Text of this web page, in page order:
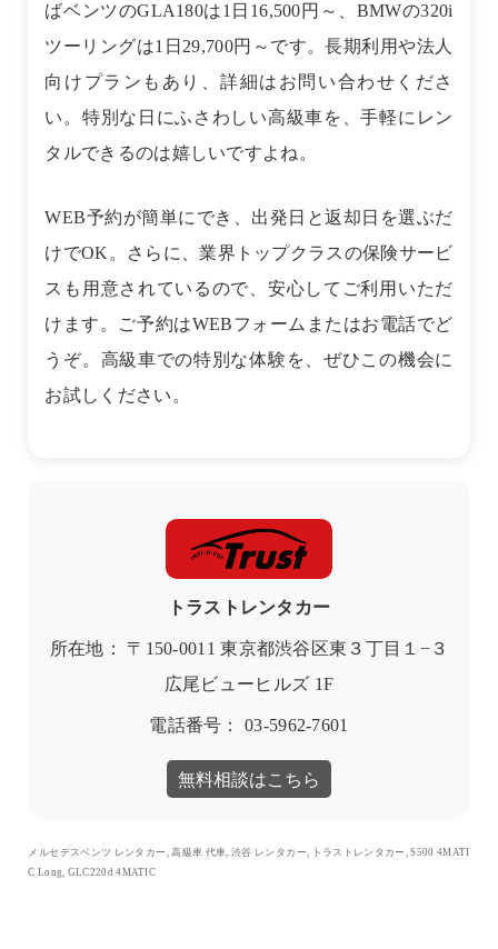
ばベンツのGLA180は1日16,500円～、BMWの320i
ツーリングは1日29,700円～です。長期利用や法人
向けプランもあり、詳細はお問い合わせくださ
い。特別な日にふさわしい高級車を、手軽にレン
タルできるのは嬉しいですよね。
WEB予約が簡単にでき、出発日と返却日を選ぶだ
けでOK。さらに、業界トップクラスの保険サービ
スも用意されているので、安心してご利用いただ
けます。ご予約はWEBフォームまたはお電話でど
うぞ。高級車での特別な体験を、ぜひこの機会に
お試しください。
トラストレンタカー
所在地： 〒150-0011 東京都渋谷区東３丁目１−３
広尾ビューヒルズ 1F
電話番号： 03-5962-7601
無料相談はこちら
メルセデスベンツ レンタカー, 高級車 代車, 渋谷 レンタカー, トラストレンタカー, S500 4MATI
C Long, GLC220d 4MATIC